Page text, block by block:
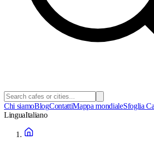
Chi siamoBlogContattiMappa mondialeSfoglia
LinguaItaliano